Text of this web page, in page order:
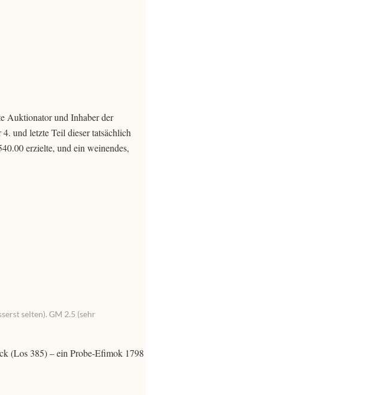
Auktionator und Inhaber der
und letzte Teil dieser tatsächlich
erzielte, und ein weinendes,
selten). GM 2.5 (sehr
(Los 385) – ein Probe-Efimok 1798